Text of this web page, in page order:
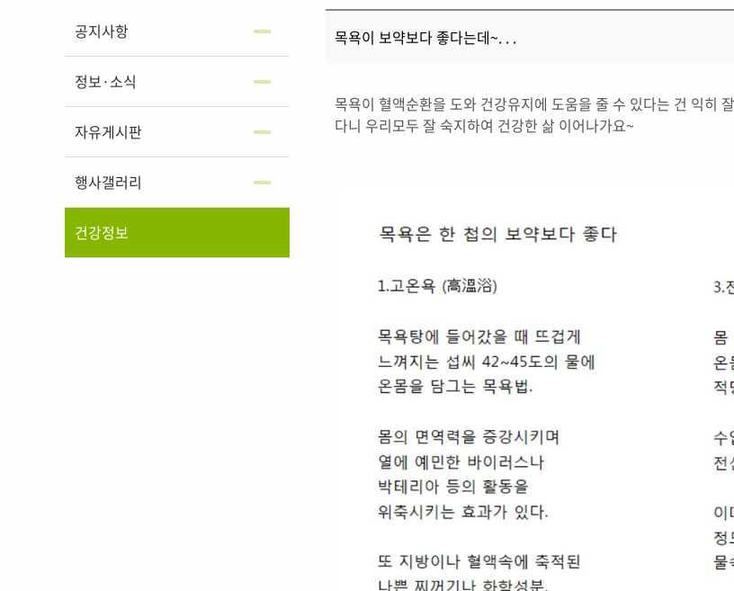
공지사항
정보·소식
자유게시판
행사갤러리
건강정보
목욕이 보약보다 좋다는데~. . .
목욕이 혈액순환을 도와 건강유지에 도움을 줄 수 있다는 건 익히
다니 우리모두 잘 숙지하여 건강한 삶 이어나가요~